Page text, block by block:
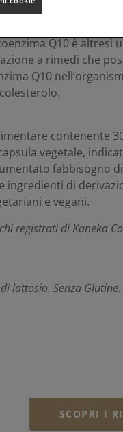
nei tessuti umani
importante per il
Q10 è altresì
a rimedi che
Q10
contenente
vegetale,
fabbisogno
di
e vegani.
registrati di Kaneka
lattosio. Senza Glutine.
SCOPRI I